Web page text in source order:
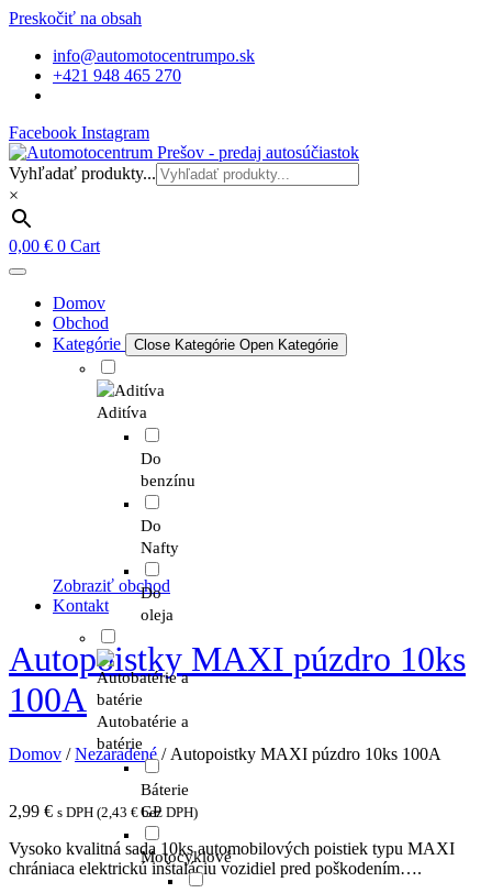
Preskočiť na obsah
info@automotocentrumpo.sk
+421 948 465 270
Facebook Instagram
Vyhľadať produkty...
×
0,00 € 0 Cart
Domov
Obchod
Kategórie
Close Kategórie Open Kategórie
Aditíva
Do
benzínu
Do
Nafty
Do
oleja
Autobatérie a
batérie
Báterie
GP
Motocyklové
Zobraziť obchod
Kontakt
Autopoistky MAXI púzdro 10ks
100A
Domov /Nezaradené / Autopoistky MAXI púzdro 10ks 100A
2,99 € s DPH (2,43 €bez DPH)
Vysoko kvalitná sada 10ks automobilových poistiek typu MAXI
chrániaca elektrickú inštaláciu vozidiel pred poškodením….